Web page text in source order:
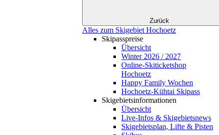
Zurück
Alles zum Skigebiet Hochoetz
Skipasspreise
Übersicht
Winter 2026 / 2027
Online-Skiticketshop
Hochoetz
Happy Family Wochen
Hochoetz-Kühtai Skipass
Skigebietsinformationen
Übersicht
Live-Infos & Skigebietsnews
Skigebietsplan, Lifte & Pisten